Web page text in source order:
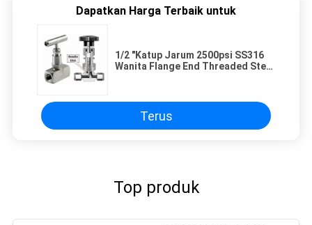
Dapatkan Harga Terbaik untuk
1/2 "Katup Jarum 2500psi SS316
Wanita Flange End Threaded Steel
Terus
Top produk